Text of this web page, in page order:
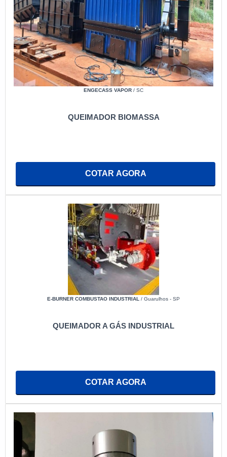
ENGECASS VAPOR / SC
QUEIMADOR BIOMASSA
COTAR AGORA
E-BURNER COMBUSTAO INDUSTRIAL / Guarulhos - SP
QUEIMADOR A GÁS INDUSTRIAL
COTAR AGORA